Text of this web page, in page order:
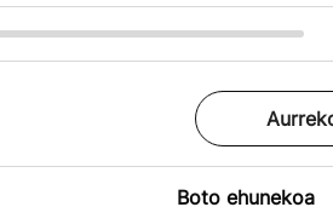
Boto ehunekoa